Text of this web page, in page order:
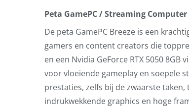
Peta GamePC / Streaming Computer
De peta GamePC Breeze is een
gamers en content creators die
en een Nvidia GeForce RTX 5050
voor vloeiende gameplay en soepele
prestaties, zelfs bij de zwaarste taken,
indrukwekkende graphics en hoge